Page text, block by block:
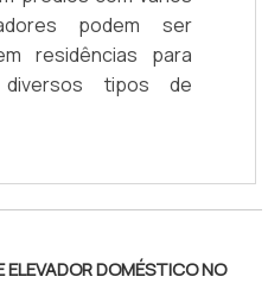
todos. Entre os
pode-se
Entrega de
ponta; Serviços por
podem ser
residências para
tipos de
ELEVADOR DOMÉSTICO NO